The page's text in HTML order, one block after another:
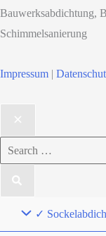
Bauwerksabdichtung,
Schimmelsanierung
Impressum |
Search
for:
✓